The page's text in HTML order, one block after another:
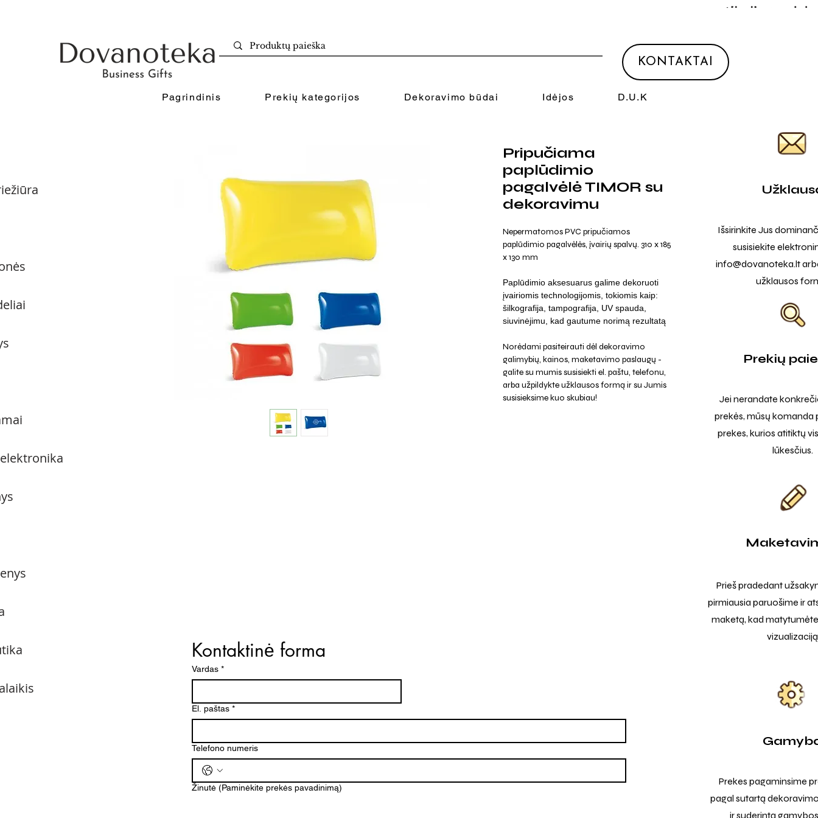
Pagrindinis Prekių kategorijos Dekoravimo būdai Idėjos D.U.K
KONTAKTAI
Pripučiama
paplūdimio
pagalvėlė TIMOR su
dekoravimu
Nepermatomos PVC pripučiamos
paplūdimio pagalvėlės, įvairių spalvų. 310 x 185
x 130 mm
Paplūdimio aksesuarus galime dekoruoti
įvairiomis technologijomis, tokiomis kaip:
šilkografija, tampografija, UV spauda,
siuvinėjimu, kad gautume norimą rezultatą
Norėdami pasiteirauti dėl dekoravimo
galimybių, kainos, maketavimo paslaugų -
galite su mumis susisiekti el. paštu, telefonu,
arba užpildykte užklausos formą ir su Jumis
susisieksime kuo skubiau!
Išsirinkite Jus
susisiekite
info@dovanoteka.lt
užklausos
Prekių
Jei nerandate
prekės, mūsų komanda
prekes, kurios atitiktų
lūkesčius.
Kontaktinė forma
Vardas *
El. paštas *
Telefono numeris
Žinutė (Paminėkite prekės pavadinimą)
Prieš pradedant
pirmiausia paruošime ir
maketą, kad
vizualizaciją
Prekes pagaminsime
pagal sutartą
ir suderintą